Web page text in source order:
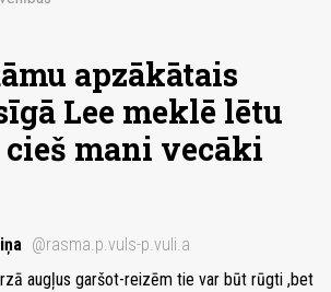
apzākātais
Lee meklē lētu
mani vecāki
@rasma.p.vuls-p.vuli.a
augļus garšot-reizēm tie var būt rūgti ,bet